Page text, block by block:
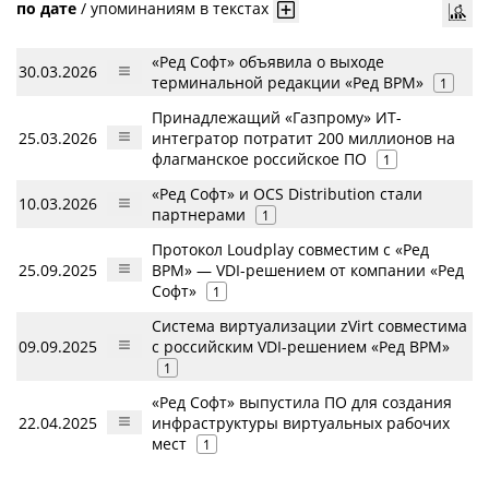
по дате / упоминаниям в текстах
30.03.2026
«Ред Софт» объявила о выходе
терминальной редакции «Ред ВРМ»
1
25.03.2026
Принадлежащий «Газпрому» ИТ-
интегратор потратит 200 миллионов на
флагманское российское ПО
1
10.03.2026
«Ред Софт» и OCS Distribution стали
партнерами
1
25.09.2025
Протокол Loudplay совместим с «Ред
ВРМ» — VDI-решением от компании «Ред
Софт»
1
09.09.2025
Система виртуализации zVirt совместима
с российским VDI-решением «Ред ВРМ»
1
22.04.2025
«Ред Софт» выпустила ПО для создания
инфраструктуры виртуальных рабочих
мест
1